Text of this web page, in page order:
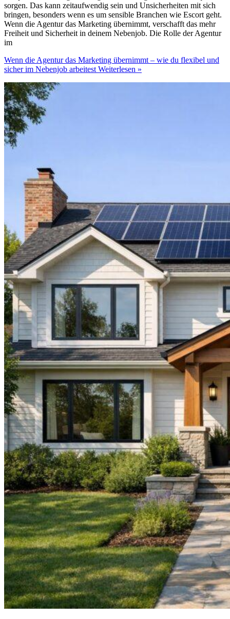
sorgen. Das kann zeitaufwendig sein und Unsicherheiten mit sich
bringen, besonders wenn es um sensible Branchen wie Escort geht.
Wenn die Agentur das Marketing übernimmt, verschafft das mehr
Freiheit und Sicherheit in deinem Nebenjob. Die Rolle der Agentur
im
Wenn die Agentur das Marketing übernimmt – wie du flexibel und
sicher im Nebenjob arbeitest Weiterlesen »